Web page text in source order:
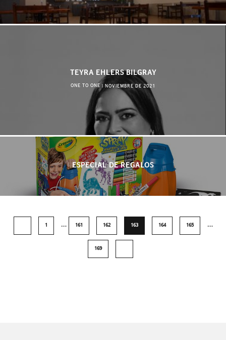
TEYRA EHLERS BILGRAY
ONE TO ONE | NOVIEMBRE DE 2021
ESPECIAL DE REGALOS
1 … 161 162 163 164 165 …
169